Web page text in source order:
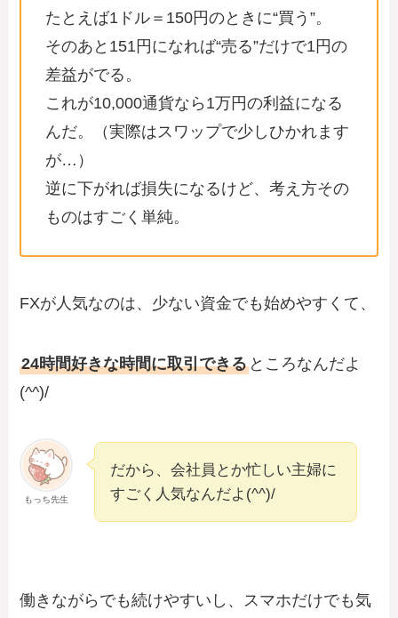
たとえば1ドル＝150円のときに“買う”。
そのあと151円になれば“売る”だけで1円の
差益がでる。
これが10,000通貨なら1万円の利益になる
んだ。（実際はスワップで少しひかれます
が…）
逆に下がれば損失になるけど、考え方その
ものはすごく単純。
FXが人気なのは、少ない資金でも始めやすくて、
24時間好きな時間に取引できる ところなんだよ
(^^)/
もっち先生
だから、会社員とか忙しい主婦に
すごく人気なんだよ(^^)/
働きながらでも続けやすいし、スマホだけでも気